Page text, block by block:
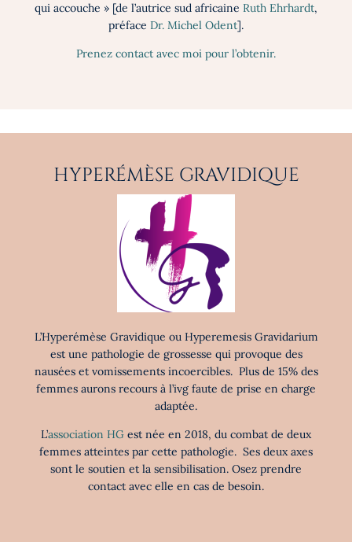
qui accouche » [de l’autrice sud africaine Ruth Ehrhardt,
préface Dr. Michel Odent].​
Prenez contact avec moi pour l’obtenir.
HYPERÉMÈSE GRAVIDIQUE
L’Hyperémèse Gravidique ou Hyperemesis Gravidarium
est une pathologie de grossesse qui provoque des
nausées et vomissements incoercibles. Plus de 15% des
femmes aurons recours à l’ivg faute de prise en charge
adaptée.
L’association HG est née en 2018, du combat de deux
femmes atteintes par cette pathologie. Ses deux axes
sont le soutien et la sensibilisation. Osez prendre
contact avec elle en cas de besoin.